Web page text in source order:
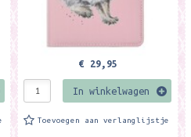
€ 29,95
In winkelwagen
Toevoegen aan verlanglijstje